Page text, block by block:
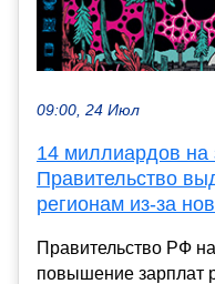
09:00, 24 Июл
14 миллиардов на
Правительство
регионам из-за
Правительство РФ
повышение зарплат